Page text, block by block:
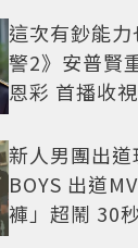
這次有鈔能
警2》安普賢
恩彩 首播收
新人男團出道
BOYS 出道
褲」超鬧 30